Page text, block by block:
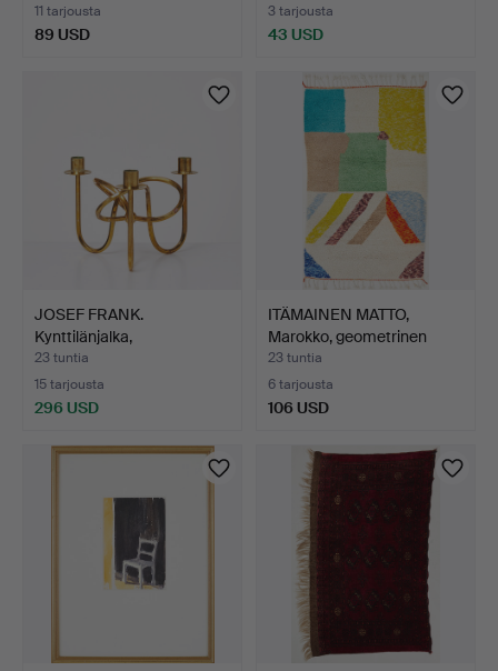
11 tarjousta
89 USD
3 tarjousta
43 USD
JOSEF FRANK.
Kynttilänjalka,
"Vänskapsknut…
23 tuntia
15 tarjousta
296 USD
ITÄMAINEN MATTO,
Marokko, geometrinen
kori…
23 tuntia
6 tarjousta
106 USD